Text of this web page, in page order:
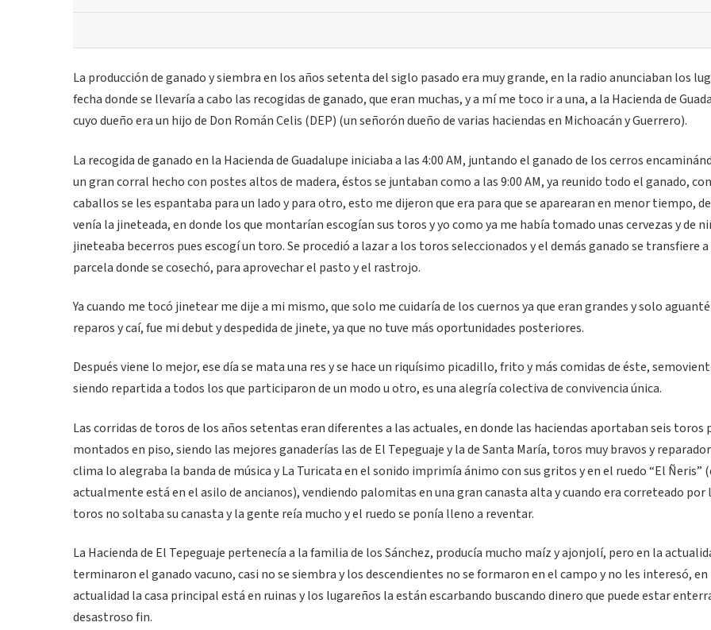
La producción de ganado y siembra en los años setenta del siglo pasado era muy grande, en la radio anunciaban los
fecha donde se llevaría a cabo las recogidas de ganado, que eran muchas, y a mí me toco ir a una, a la Hacienda de
cuyo dueño era un hijo de Don Román Celis (DEP) (un señorón dueño de varias haciendas en Michoacán y Guerrero).
La recogida de ganado en la Hacienda de Guadalupe iniciaba a las 4:00 AM, juntando el ganado de los cerros
un gran corral hecho con postes altos de madera, éstos se juntaban como a las 9:00 AM, ya reunido todo el ganado,
caballos se les espantaba para un lado y para otro, esto me dijeron que era para que se aparearan en menor tiempo,
venía la jineteada, en donde los que montarían escogían sus toros y yo como ya me había tomado unas cervezas y de
jineteaba becerros pues escogí un toro. Se procedió a lazar a los toros seleccionados y el demás ganado se transfiere
parcela donde se cosechó, para aprovechar el pasto y el rastrojo.
Ya cuando me tocó jinetear me dije a mi mismo, que solo me cuidaría de los cuernos ya que eran grandes y solo
reparos y caí, fue mi debut y despedida de jinete, ya que no tuve más oportunidades posteriores.
Después viene lo mejor, ese día se mata una res y se hace un riquísimo picadillo, frito y más comidas de éste,
siendo repartida a todos los que participaron de un modo u otro, es una alegría colectiva de convivencia única.
Las corridas de toros de los años setentas eran diferentes a las actuales, en donde las haciendas aportaban seis toros
montados en piso, siendo las mejores ganaderías las de El Tepeguaje y la de Santa María, toros muy bravos y
clima lo alegraba la banda de música y La Turicata en el sonido imprimía ánimo con sus gritos y en el ruedo “El Ñeris”
actualmente está en el asilo de ancianos), vendiendo palomitas en una gran canasta alta y cuando era correteado por
toros no soltaba su canasta y la gente reía mucho y el ruedo se ponía lleno a reventar.
La Hacienda de El Tepeguaje pertenecía a la familia de los Sánchez, producía mucho maíz y ajonjolí, pero en la
terminaron el ganado vacuno, casi no se siembra y los descendientes no se formaron en el campo y no les interesó, en
actualidad la casa principal está en ruinas y los lugareños la están escarbando buscando dinero que puede estar
desastroso fin.